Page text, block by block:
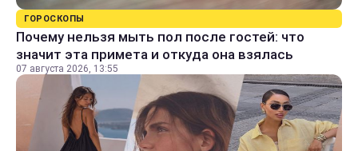
ГОРОСКОПЫ
Почему нельзя мыть пол после гостей: что
значит эта примета и откуда она взялась
07 августа 2026, 13:55